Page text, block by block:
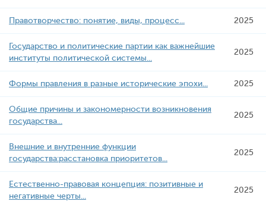
Правотворчество: понятие, виды, процесс... 2025
Государство и политические партии как важнейшие
институты политической системы...
2025
Формы правления в разные исторические эпохи... 2025
Общие причины и закономерности возникновения
государства...
2025
Внешние и внутренние функции
государства:расстановка приоритетов...
2025
Естественно-правовая концепция: позитивные и
негативные черты...
2025